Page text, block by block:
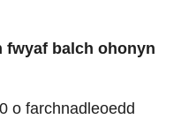
fwyaf balch ohonyn
o farchnadleoedd